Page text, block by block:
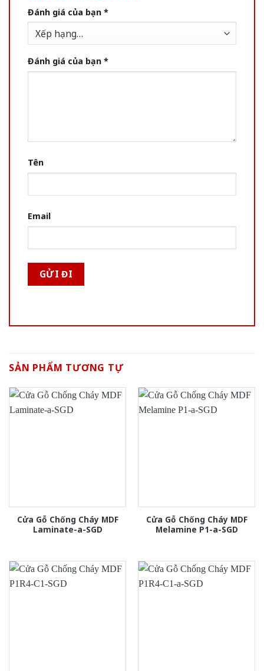
Đánh giá của bạn *
Đánh giá của bạn *
Tên
Email
SẢN PHẨM TƯƠNG TỰ
Cửa Gỗ Chống Cháy MDF
Laminate-a-SGD
Cửa Gỗ Chống Cháy MDF
Melamine P1-a-SGD